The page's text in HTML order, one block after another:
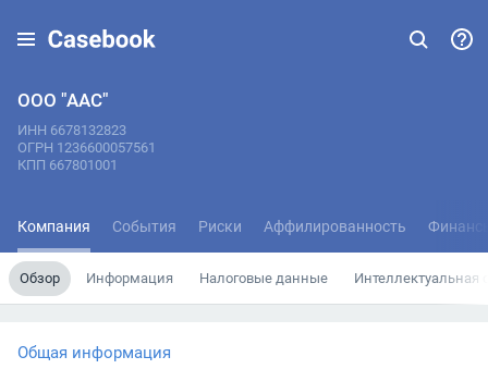
ООО "ААС"
ИНН 6678132823
ОГРН 1236600057561
КПП 667801001
Компания События Риски Аффилированность
Обзор Информация Налоговые данные Интеллектуальная
Общая информация